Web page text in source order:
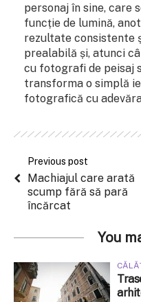
personaj în sine, care
funcție de lumină,
rezultate consistente
prealabilă și, atunci
cu fotografi de peisaj
transforma o simplă
fotografică cu
Previous post
Machiajul care arată
scump fără să pară
încărcat
You